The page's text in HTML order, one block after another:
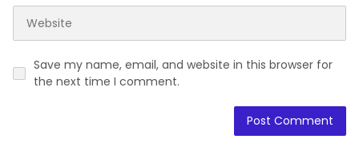
Save my name, email, and website in this browser for
the next time I comment.